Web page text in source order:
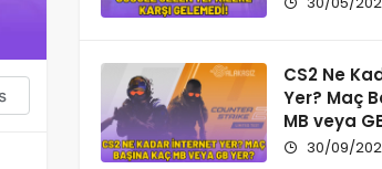
CS2 Ne
Yer? Maç
MB veya
30/09/